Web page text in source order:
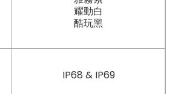
耀動白
酷玩黑
IP68 & IP69